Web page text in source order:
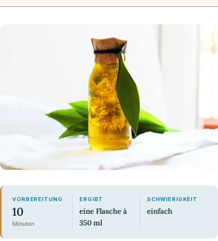
VORBEREITUNG
10
Minuten
ERGIBT
eine Flasche à
350 ml
SCHWIERIGKEIT
einfach